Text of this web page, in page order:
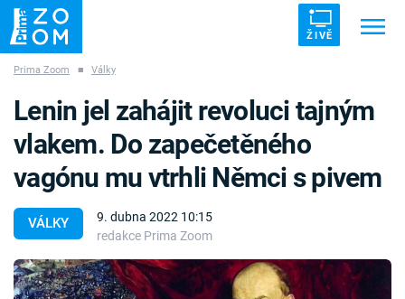
ŽIVĚ
ZÁHADY VETŘELCI DÁVNOVĚKU
Témata
Témata
Prima Zoom ■ Války
VÁLKY
9. dubna 2022 10:15
redakce Prima Zoom
Lenin jel zahájit revoluci tajným
vlakem. Do zapečetěného
vagónu mu vtrhli Němci s pivem